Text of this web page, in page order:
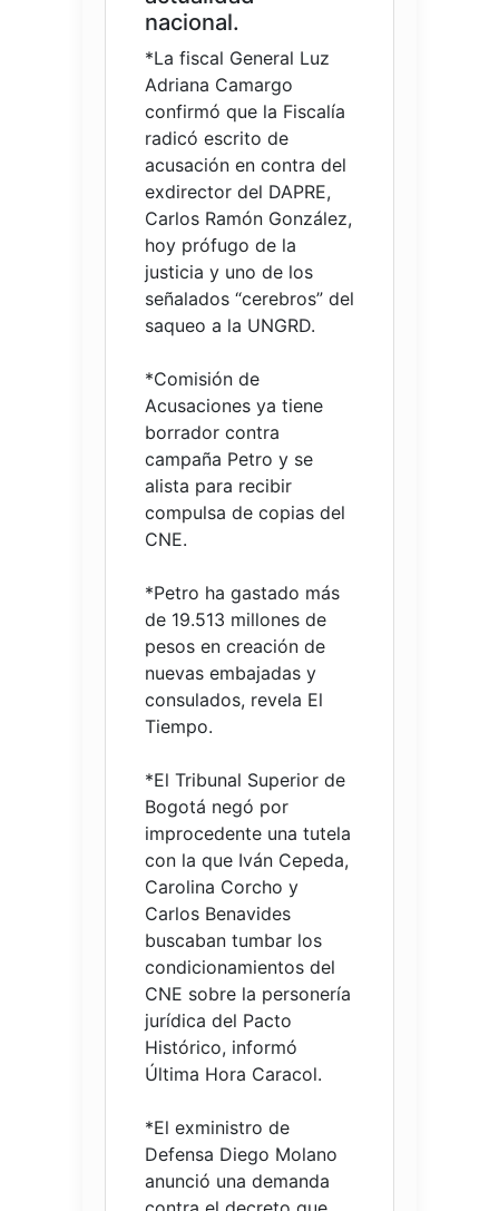
nacional.
*La fiscal General Luz
Adriana Camargo
confirmó que la Fiscalía
radicó escrito de
acusación en contra del
exdirector del DAPRE,
Carlos Ramón González,
hoy prófugo de la
justicia y uno de los
señalados “cerebros” del
saqueo a la UNGRD.
*Comisión de
Acusaciones ya tiene
borrador contra
campaña Petro y se
alista para recibir
compulsa de copias del
CNE.
*Petro ha gastado más
de 19.513 millones de
pesos en creación de
nuevas embajadas y
consulados, revela El
Tiempo.
*El Tribunal Superior de
Bogotá negó por
improcedente una tutela
con la que Iván Cepeda,
Carolina Corcho y
Carlos Benavides
buscaban tumbar los
condicionamientos del
CNE sobre la personería
jurídica del Pacto
Histórico, informó
Última Hora Caracol.
*El exministro de
Defensa Diego Molano
anunció una demanda